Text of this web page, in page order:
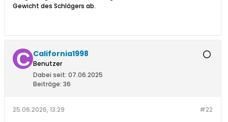
Gewicht des Schlägers ab.
California1998
Benutzer
Dabei seit: 07.06.2025
Beiträge: 36
#22
25.06.2026, 13:29